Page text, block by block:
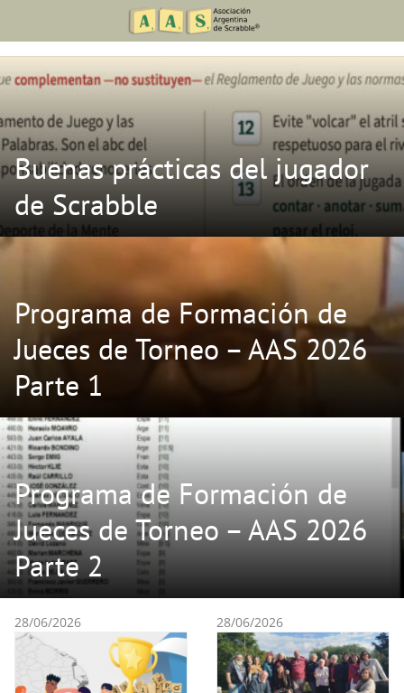
content
Buenas prácticas del jugador
de Scrabble
Programa de Formación de
Jueces de Torneo – AAS 2026
Parte 1
Programa de Formación de
Jueces de Torneo – AAS 2026
Parte 2
28/06/2026 28/06/2026